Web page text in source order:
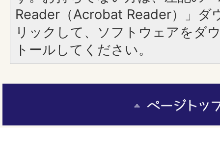
Reader（Acrobat Reader）」ダ
リックして、ソフトウェアをダ
トールしてください。